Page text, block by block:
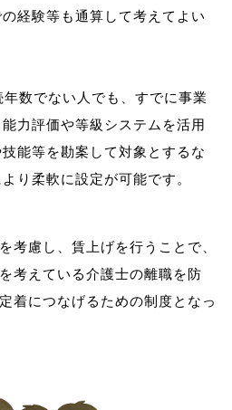
経験等も通算して考えてよい
数でない人でも、すでに事業
力評価や等級システムを活用
能等を勘案して対象とするな
り柔軟に設定が可能です。
考慮し、賃上げを行うことで、
考えている介護士の離職を防
着につなげるための制度となっ